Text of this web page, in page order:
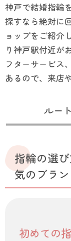
神戸で結婚指輪
探すなら絶対に
ョップをご紹介
り神戸駅付近が
フターサービス
あるので、来店
ルート
指輪の選
気のブラ
初めての